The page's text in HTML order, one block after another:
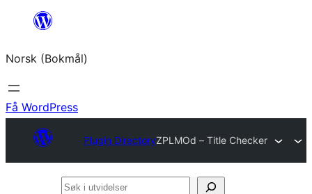
Hopp
innhold
Norsk (Bokmål)
Få WordPress
Plugin DirectoryZPLMOd – Title Checker
Søk